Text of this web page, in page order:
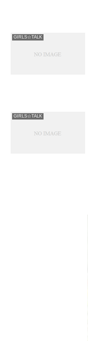
GIRLS☆TALK
GIRLS☆TALK